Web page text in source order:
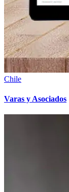
Chile
Varas y Asociados